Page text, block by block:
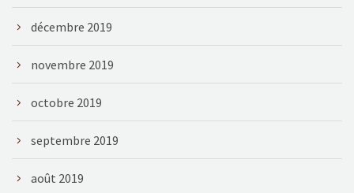
décembre 2019
novembre 2019
octobre 2019
septembre 2019
août 2019